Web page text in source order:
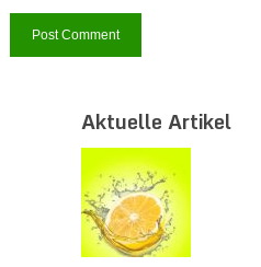
Aktuelle Artikel